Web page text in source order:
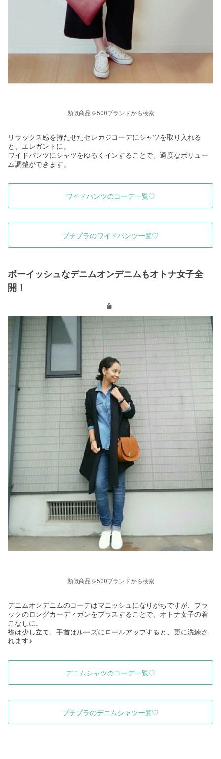
類似商品を500ブランドから検索
リラックス感を持たせたセレカジコーデにシャツを取り入れる
と、エレガントに。
ワイドパンツにシャツをゆるくインすることで、適度なボリュー
ム調整ができます。
ワイドパンツのコーデ一覧♡
プチプラのワイドパンツ一覧♡
ボーイッシュなデニムオンデニムもオトナ女子全
開！
類似商品を500ブランドから検索
デニムオンデニムのコーデはマニッシュになりがちですが、ブラ
ックのロングカーディガンをプラスすることで、オトナ女子の着
こなしに。
襟は少し立て、手首はルーズにロールアップすると、更に洗練さ
れます♪
デニムシャツのコーデ一覧♡
プチプラのデニムシャツ一覧♡